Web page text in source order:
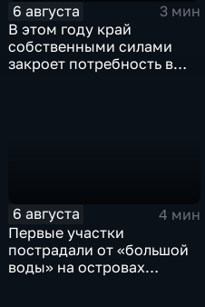
6 августа
3 мин
В этом году край
собственными силами
закроет потребность в
6 августа
4 мин
Первые участки
пострадали от «большой
воды» на островах